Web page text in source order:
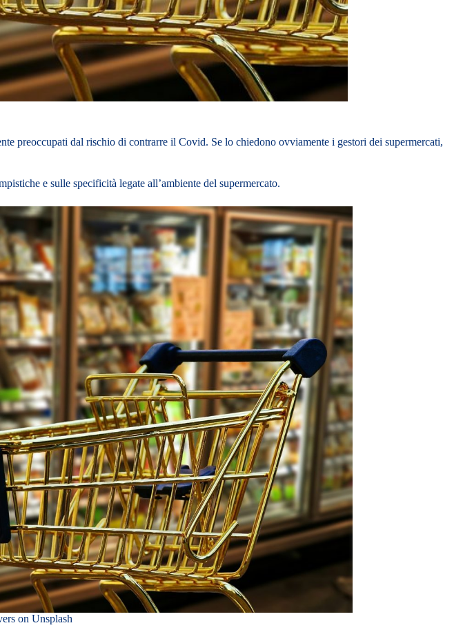
preoccupati dal rischio di contrarre il Covid. Se lo chiedono ovviamente i gestori dei supermercati,
e sulle specificità legate all’ambiente del supermercato.
on Unsplash